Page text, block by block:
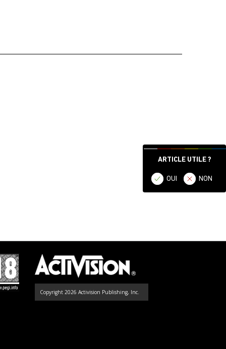
ARTICLE UTILE ?
OUI NON
Copyright 2026 Activision Publishing, Inc.